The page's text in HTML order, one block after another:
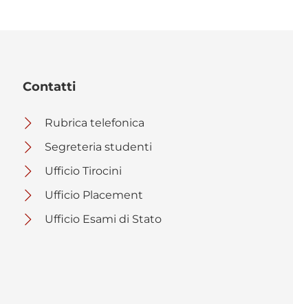
Contatti
Rubrica telefonica
Segreteria studenti
Ufficio Tirocini
Ufficio Placement
Ufficio Esami di Stato